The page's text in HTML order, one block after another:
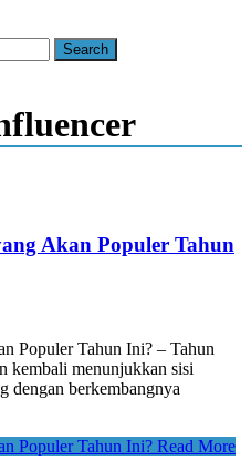
Akan Populer Tahun
Populer Tahun Ini? – Tahun
kembali menunjukkan sisi
dengan berkembangnya
Populer Tahun Ini? Read More